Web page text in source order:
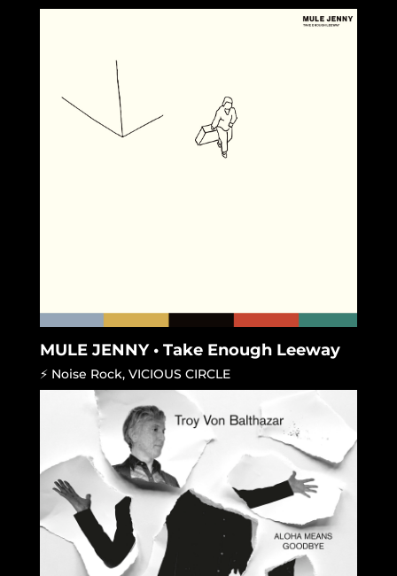
MULE JENNY • Take Enough Leeway
⚡ Noise Rock, VICIOUS CIRCLE